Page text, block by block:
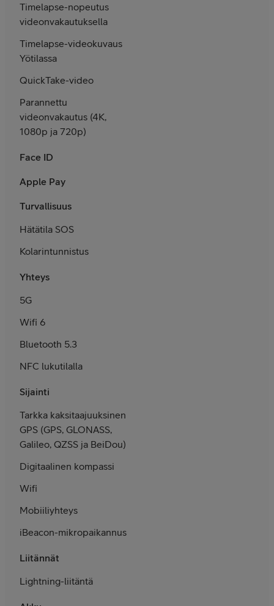
Timelapse-nopeutus
videonvakautuksella
Timelapse-videokuvaus
Yötilassa
QuickTake-video
Parannettu
videonvakautus (4K,
1080p ja 720p)
Face ID
Apple Pay
Turvallisuus
Hätätila SOS
Kolarintunnistus
Yhteys
5G
Wifi 6
Bluetooth 5.3
NFC lukutilalla
Sijainti
Tarkka kaksi­taajuuksinen
GPS (GPS, GLONASS,
Galileo, QZSS ja BeiDou)
Digitaalinen kompassi
Wifi
Mobiili­yhteys
iBeacon-mikro­paikannus
Liitännät
Lightning-liitäntä